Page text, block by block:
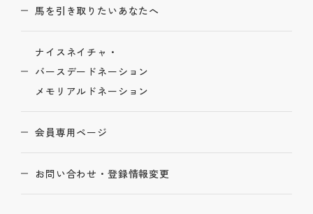
馬を引き取りたいあなたへ
ナイスネイチャ・
バースデードネーション
メモリアルドネーション
会員専用ページ
お問い合わせ・登録情報変更